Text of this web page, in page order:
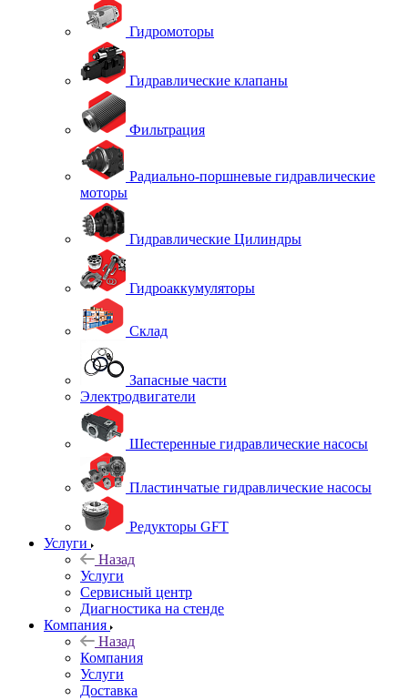
Гидромоторы
Гидравлические клапаны
Фильтрация
Радиально-поршневые гидравлические
моторы
Гидравлические Цилиндры
Гидроаккумуляторы
Склад
Запасные части
Электродвигатели
Шестеренные гидравлические насосы
Пластинчатые гидравлические насосы
Редукторы GFT
Услуги
Назад
Услуги
Сервисный центр
Диагностика на стенде
Компания
Назад
Компания
Услуги
Доставка